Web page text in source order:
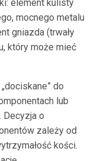
element kulisty
mocnego metalu
gniazda (trwały
który może mieć
do
lub
Decyzja o
zależy od
kości.